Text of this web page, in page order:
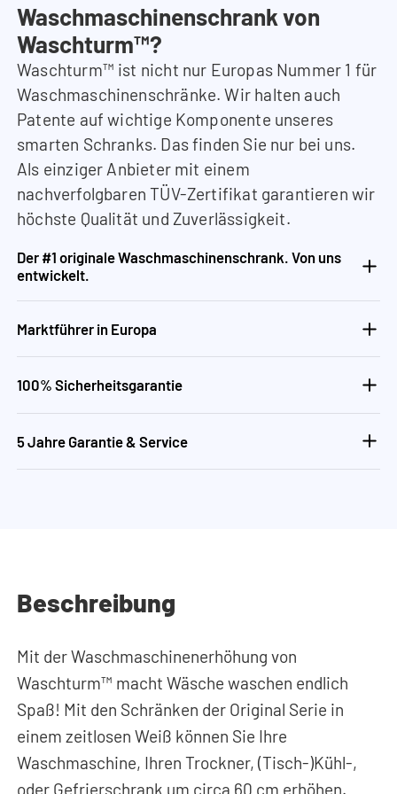
Waschmaschinenschrank von
Waschturm™?
Waschturm™ ist nicht nur Europas Nummer 1 für
Waschmaschinenschränke. Wir halten auch
Patente auf wichtige Komponente unseres
smarten Schranks. Das finden Sie nur bei uns.
Als einziger Anbieter mit einem
nachverfolgbaren TÜV-Zertifikat garantieren wir
höchste Qualität und Zuverlässigkeit.
Der #1 originale Waschmaschinenschrank. Von uns
entwickelt.
Marktführer in Europa
100% Sicherheitsgarantie
5 Jahre Garantie & Service
Beschreibung
Mit der Waschmaschinenerhöhung von
Waschturm™ macht Wäsche waschen endlich
Spaß! Mit den Schränken der Original Serie in
einem zeitlosen Weiß können Sie Ihre
Waschmaschine, Ihren Trockner, (Tisch-)Kühl-,
oder Gefrierschrank um circa 60 cm erhöhen.